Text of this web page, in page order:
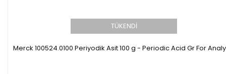
TÜKENDİ
Merck 100524.0100 Periyodik Asit 100 g - Periodic Acid Gr For